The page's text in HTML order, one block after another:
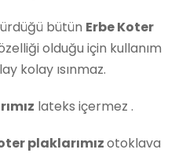
bütün Erbe Koter
olduğu için kullanım
kolay ısınmaz.
lateks içermez .
plaklarımızotoklava